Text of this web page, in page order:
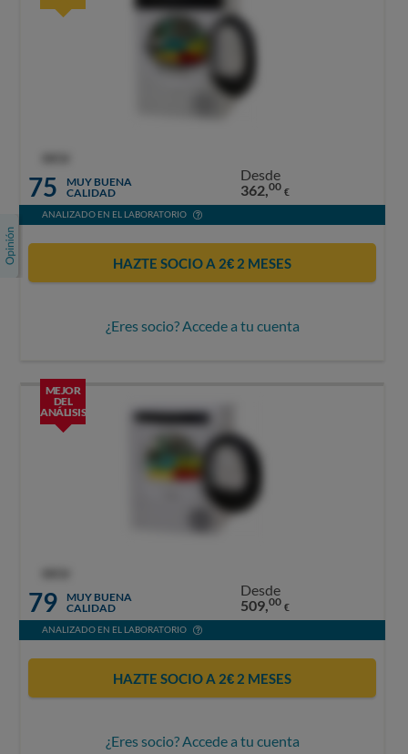
75
MUY BUENA
CALIDAD
Desde
362,00 €
ANALIZADO EN EL LABORATORIO
HAZTE SOCIO A 2€ 2 MESES
¿Eres socio? Accede a tu cuenta
MEJOR
DEL
ANÁLISIS
79
MUY BUENA
CALIDAD
Desde
509,00 €
ANALIZADO EN EL LABORATORIO
HAZTE SOCIO A 2€ 2 MESES
¿Eres socio? Accede a tu cuenta